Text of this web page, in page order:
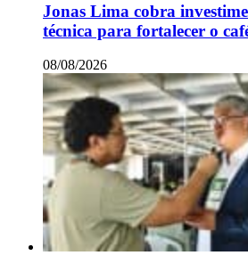
Jonas Lima cobra
técnica para fortalecer o
08/08/2026